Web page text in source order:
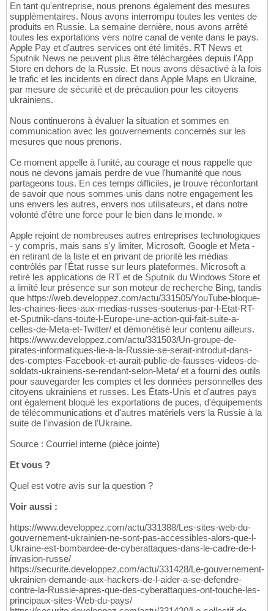
En tant qu'entreprise, nous prenons également des mesures
supplémentaires. Nous avons interrompu toutes les ventes de
produits en Russie. La semaine dernière, nous avons arrêté
toutes les exportations vers notre canal de vente dans le pays.
Apple Pay et d'autres services ont été limités. RT News et
Sputnik News ne peuvent plus être téléchargées depuis l'App
Store en dehors de la Russie. Et nous avons désactivé à la fois
le trafic et les incidents en direct dans Apple Maps en Ukraine,
par mesure de sécurité et de précaution pour les citoyens
ukrainiens.
Nous continuerons à évaluer la situation et sommes en
communication avec les gouvernements concernés sur les
mesures que nous prenons.
Ce moment appelle à l'unité, au courage et nous rappelle que
nous ne devons jamais perdre de vue l'humanité que nous
partageons tous. En ces temps difficiles, je trouve réconfortant
de savoir que nous sommes unis dans notre engagement les
uns envers les autres, envers nos utilisateurs, et dans notre
volonté d'être une force pour le bien dans le monde. »
Apple rejoint de nombreuses autres entreprises technologiques
- y compris, mais sans s'y limiter, Microsoft, Google et Meta -
en retirant de la liste et en privant de priorité les médias
contrôlés par l'État russe sur leurs plateformes. Microsoft a
retiré les applications de RT et de Sputnik du Windows Store et
a limité leur présence sur son moteur de recherche Bing, tandis
que https://web.developpez.com/actu/331505/YouTube-bloque-
les-chaines-liees-aux-medias-russes-soutenus-par-l-Etat-RT-
et-Sputnik-dans-toute-l-Europe-une-action-qui-fait-suite-a-
celles-de-Meta-et-Twitter/ et démonétisé leur contenu ailleurs.
https://www.developpez.com/actu/331503/Un-groupe-de-
pirates-informatiques-lie-a-la-Russie-se-serait-introduit-dans-
des-comptes-Facebook-et-aurait-publie-de-fausses-videos-de-
soldats-ukrainiens-se-rendant-selon-Meta/ et a fourni des outils
pour sauvegarder les comptes et les données personnelles des
citoyens ukrainiens et russes. Les États-Unis et d'autres pays
ont également bloqué les exportations de puces, d'équipements
de télécommunications et d'autres matériels vers la Russie à la
suite de l'invasion de l'Ukraine.
Source : Courriel interne (pièce jointe)
Et vous ?
Quel est votre avis sur la question ?
Voir aussi :
https://www.developpez.com/actu/331388/Les-sites-web-du-
gouvernement-ukrainien-ne-sont-pas-accessibles-alors-que-l-
Ukraine-est-bombardee-de-cyberattaques-dans-le-cadre-de-l-
invasion-russe/
https://securite.developpez.com/actu/331428/Le-gouvernement-
ukrainien-demande-aux-hackers-de-l-aider-a-se-defendre-
contre-la-Russie-apres-que-des-cyberattaques-ont-touche-les-
principaux-sites-Web-du-pays/